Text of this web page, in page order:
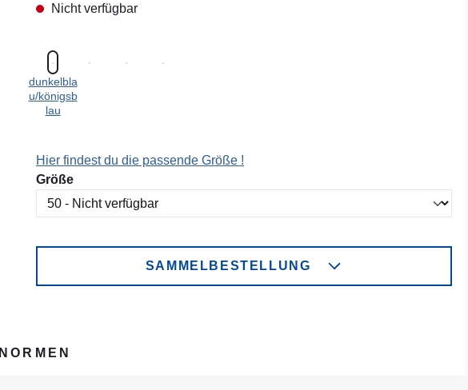
Nicht verfügbar
dunkelbla
u/königsb
lau
Hier findest du die passende Größe !
Größeauswählen
SAMMELBESTELLUNG
NORMEN